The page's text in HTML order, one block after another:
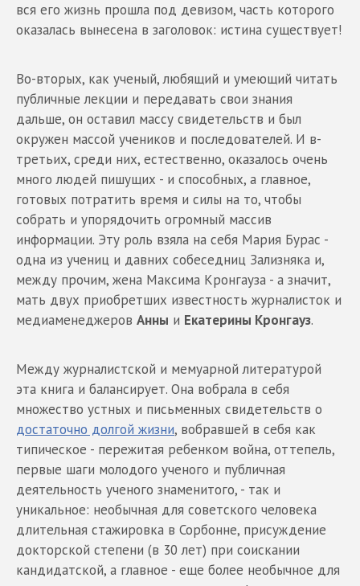
вся его жизнь прошла под девизом, часть которого
оказалась вынесена в заголовок: истина существует!
Во-вторых, как ученый, любящий и умеющий читать
публичные лекции и передавать свои знания
дальше, он оставил массу свидетельств и был
окружен массой учеников и последователей. И в-
третьих, среди них, естественно, оказалось очень
много людей пишущих - и способных, а главное,
готовых потратить время и силы на то, чтобы
собрать и упорядочить огромный массив
информации. Эту роль взяла на себя Мария Бурас -
одна из учениц и давних собеседниц Зализняка и,
между прочим, жена Максима Кронгауза - а значит,
мать двух приобретших известность журналисток и
медиаменеджеров Анны и Екатерины Кронгауз.
Между журналистской и мемуарной литературой
эта книга и балансирует. Она вобрала в себя
множество устных и письменных свидетельств о
достаточно долгой жизни, вобравшей в себя как
типическое - пережитая ребенком война, оттепель,
первые шаги молодого ученого и публичная
деятельность ученого знаменитого, - так и
уникальное: необычная для советского человека
длительная cтажировка в Сорбонне, присуждение
докторской степени (в 30 лет) при соискании
кандидатской, а главное - еще более необычное для